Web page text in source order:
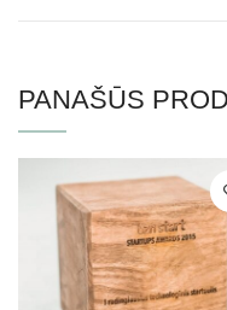
PANAŠŪS